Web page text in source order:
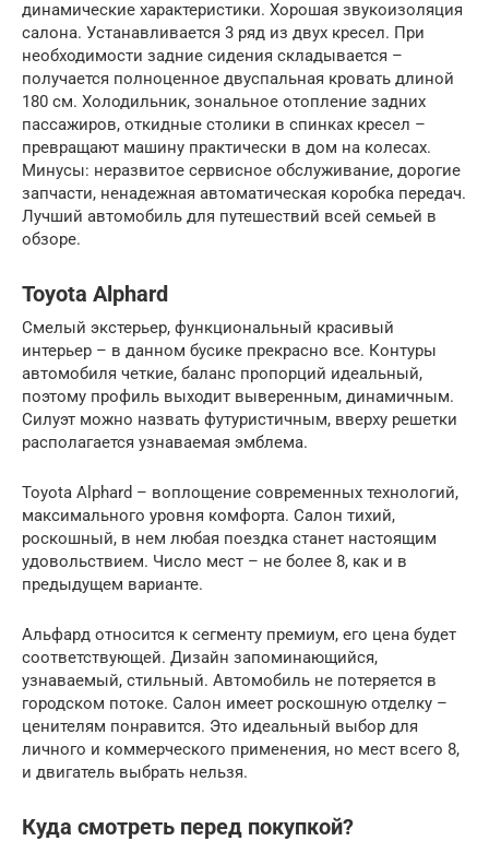
динамические характеристики. Хорошая звукоизоляция
салона. Устанавливается 3 ряд из двух кресел. При
необходимости задние сидения складывается –
получается полноценное двуспальная кровать длиной
180 см. Холодильник, зональное отопление задних
пассажиров, откидные столики в спинках кресел –
превращают машину практически в дом на колесах.
Минусы: неразвитое сервисное обслуживание, дорогие
запчасти, ненадежная автоматическая коробка передач.
Лучший автомобиль для путешествий всей семьей в
обзоре.
Toyota Alphard
Смелый экстерьер, функциональный красивый
интерьер – в данном бусике прекрасно все. Контуры
автомобиля четкие, баланс пропорций идеальный,
поэтому профиль выходит выверенным, динамичным.
Силуэт можно назвать футуристичным, вверху решетки
располагается узнаваемая эмблема.
Toyota Alphard – воплощение современных технологий,
максимального уровня комфорта. Салон тихий,
роскошный, в нем любая поездка станет настоящим
удовольствием. Число мест – не более 8, как и в
предыдущем варианте.
Альфард относится к сегменту премиум, его цена будет
соответствующей. Дизайн запоминающийся,
узнаваемый, стильный. Автомобиль не потеряется в
городском потоке. Салон имеет роскошную отделку –
ценителям понравится. Это идеальный выбор для
личного и коммерческого применения, но мест всего 8,
и двигатель выбрать нельзя.
Куда смотреть перед покупкой?